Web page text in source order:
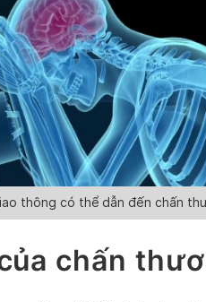
thông có thể dẫn đến chấn
chấn